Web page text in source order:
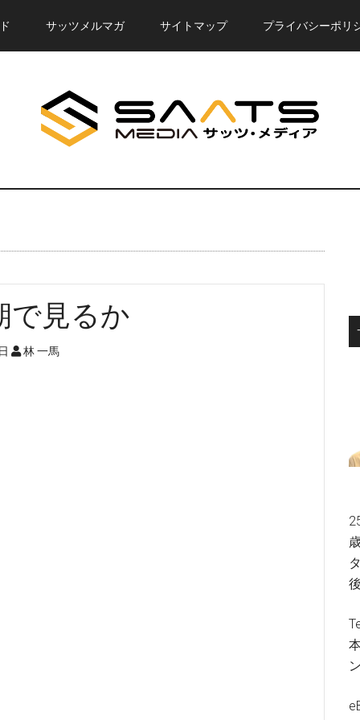
サッツメルマガ サイトマップ プライバシーポリ
で見るか
林 一馬